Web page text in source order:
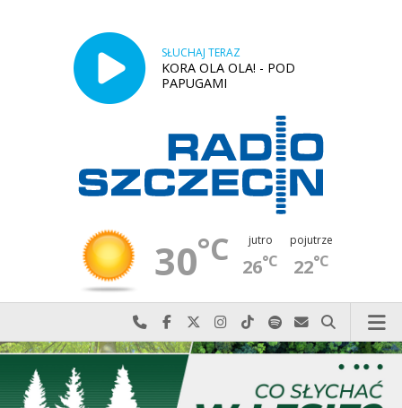
SŁUCHAJ TERAZ
KORA OLA OLA! - POD
PAPUGAMI
30°C jutro
26°C
pojutrze
22°C
Najlepiej po prostu do nas zadzwoń
Odwiedź nas na Facebook-u
Odwiedź nas na X
Odwiedź nas na Instagram-ie
Odwiedź nas na TikTok-u
Szukaj nas na Spotify
Wyślij do nas
Szukaj